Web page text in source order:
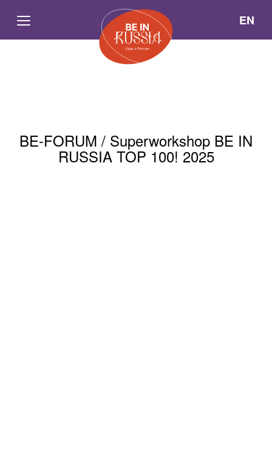
EN
BE-FORUM / Superworkshop BE IN
RUSSIA TOP 100! 2025